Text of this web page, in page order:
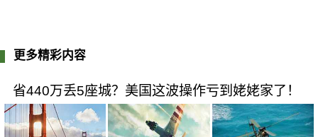
更多精彩内容
省440万丢5座城？美国这波操作亏到姥姥家了！